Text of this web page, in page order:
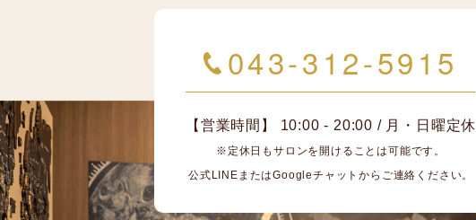
043-312-5915
【営業時間】 10:00 - 20:00 / 月・日曜定休
※定休日もサロンを開けることは可能です。
公式LINEまたはGoogleチャットからご連絡ください。